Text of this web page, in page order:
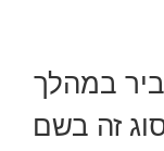
במהלך
זה בשם